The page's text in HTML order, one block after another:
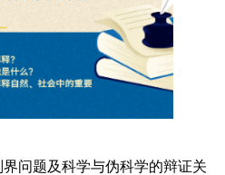
问题及科学与伪科学的辩证关